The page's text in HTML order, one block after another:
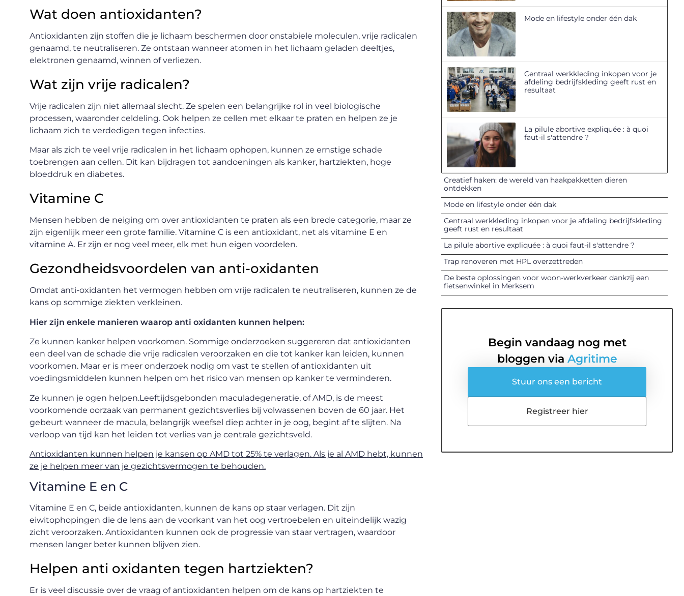
Wat doen antioxidanten?
Antioxidanten zijn stoffen die je lichaam beschermen door onstabiele moleculen, vrije radicalen
genaamd, te neutraliseren. Ze ontstaan wanneer atomen in het lichaam geladen deeltjes,
elektronen genaamd, winnen of verliezen.
Wat zijn vrije radicalen?
Vrije radicalen zijn niet allemaal slecht. Ze spelen een belangrijke rol in veel biologische
processen, waaronder celdeling. Ook helpen ze cellen met elkaar te praten en helpen ze je
lichaam zich te verdedigen tegen infecties.
Maar als zich te veel vrije radicalen in het lichaam ophopen, kunnen ze ernstige schade
toebrengen aan cellen. Dit kan bijdragen tot aandoeningen als kanker, hartziekten, hoge
bloeddruk en diabetes.
Vitamine C
Mensen hebben de neiging om over antioxidanten te praten als een brede categorie, maar ze
zijn eigenlijk meer een grote familie. Vitamine C is een antioxidant, net als vitamine E en
vitamine A. Er zijn er nog veel meer, elk met hun eigen voordelen.
Gezondheidsvoordelen van anti-oxidanten
Omdat anti-oxidanten het vermogen hebben om vrije radicalen te neutraliseren, kunnen ze de
kans op sommige ziekten verkleinen.
Hier zijn enkele manieren waarop anti oxidanten kunnen helpen:
Ze kunnen kanker helpen voorkomen. Sommige onderzoeken suggereren dat antioxidanten
een deel van de schade die vrije radicalen veroorzaken en die tot kanker kan leiden, kunnen
voorkomen. Maar er is meer onderzoek nodig om vast te stellen of antioxidanten uit
voedingsmiddelen kunnen helpen om het risico van mensen op kanker te verminderen.
Ze kunnen je ogen helpen.Leeftijdsgebonden maculadegeneratie, of AMD, is de meest
voorkomende oorzaak van permanent gezichtsverlies bij volwassenen boven de 60 jaar. Het
gebeurt wanneer de macula, belangrijk weefsel diep achter in je oog, begint af te slijten. Na
verloop van tijd kan het leiden tot verlies van je centrale gezichtsveld.
Antioxidanten kunnen helpen je kansen op AMD tot 25% te verlagen. Als je al AMD hebt, kunnen
ze je helpen meer van je gezichtsvermogen te behouden.
Vitamine E en C
Vitamine E en C, beide antioxidanten, kunnen de kans op staar verlagen. Dit zijn
eiwitophopingen die de lens aan de voorkant van het oog vertroebelen en uiteindelijk wazig
zicht veroorzaken. Antioxidanten kunnen ook de progressie van staar vertragen, waardoor
mensen langer beter kunnen blijven zien.
Helpen anti oxidanten tegen hartziekten?
Er is veel discussie over de vraag of antioxidanten helpen om de kans op hartziekten te
Mode en lifestyle onder één dak
Centraal werkkleding inkopen voor je
afdeling bedrijfskleding geeft rust en
resultaat
La pilule abortive expliquée : à quoi
faut-il s'attendre ?
Creatief haken: de wereld van haakpakketten dieren
ontdekken
Mode en lifestyle onder één dak
Centraal werkkleding inkopen voor je afdeling bedrijfskleding
geeft rust en resultaat
La pilule abortive expliquée : à quoi faut-il s'attendre ?
Trap renoveren met HPL overzettreden
De beste oplossingen voor woon-werkverkeer dankzij een
fietsenwinkel in Merksem
Begin vandaag nog met
bloggen via Agritime
Stuur ons een bericht
Registreer hier